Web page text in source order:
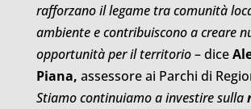
rafforzano il legame tra comunità
ambiente e contribuiscono a creare
opportunità per il territorio– dice
Piana, assessore ai Parchi di
Stiamo continuiamo a investire sulla